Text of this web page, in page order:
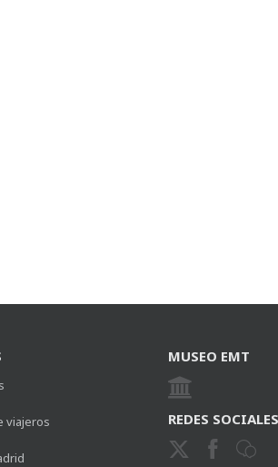
viajeros
MUSEO EMT
REDES SOCIALES